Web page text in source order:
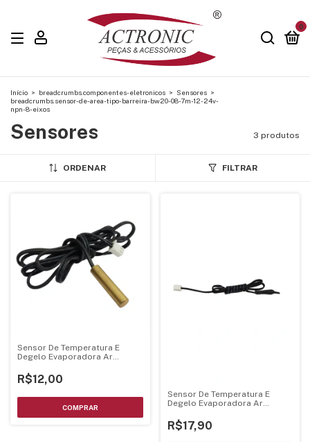
0
Início > breadcrumbs.componentes-eletronicos > Sensores >
breadcrumbs.sensor-de-area-tipo-barreira-bw20-08-7m-12-24v-
npn-8-eixos
Sensores 3 produtos
ORDENAR FILTRAR
Sensor De Temperatura E
Degelo Evaporadora Ar
R$12,00
Sensor De Temperatura E
Degelo Evaporadora Ar
R$17,90